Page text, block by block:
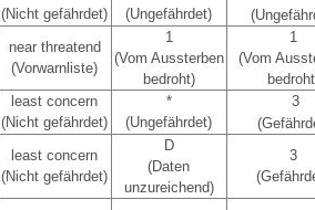
(Nicht gefährdet)
(Ungefährdet)
near threatend
(Vorwarnliste)
1
(Vom Aussterben
bedroht)
1
(Vom
least concern
(Nicht gefährdet)
*
(Ungefährdet)
3
least concern
(Nicht gefährdet)
D
(Daten
unzureichend)
3